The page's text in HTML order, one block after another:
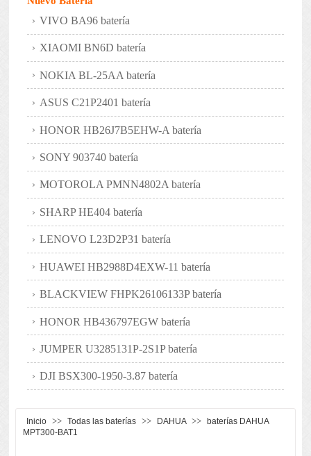
VIVO BA96 batería
XIAOMI BN6D batería
NOKIA BL-25AA batería
ASUS C21P2401 batería
HONOR HB26J7B5EHW-A batería
SONY 903740 batería
MOTOROLA PMNN4802A batería
SHARP HE404 batería
LENOVO L23D2P31 batería
HUAWEI HB2988D4EXW-11 batería
BLACKVIEW FHPK26106133P batería
HONOR HB436797EGW batería
JUMPER U3285131P-2S1P batería
DJI BSX300-1950-3.87 batería
Inicio >> Todas las baterías >> DAHUA >>
baterías DAHUA
MPT300-BAT1